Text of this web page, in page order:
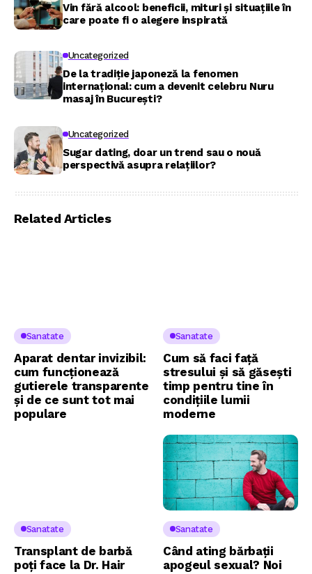
Vin fără alcool: beneficii, mituri și situațiile în
care poate fi o alegere inspirată
Uncategorized
De la tradiție japoneză la fenomen
internațional: cum a devenit celebru Nuru
masaj în București?
Uncategorized
Sugar dating, doar un trend sau o nouă
perspectivă asupra relațiilor?
Related Articles
Sanatate
Aparat dentar invizibil:
cum funcționează
gutierele transparente
și de ce sunt tot mai
populare
Sanatate
Cum să faci față
stresului și să găsești
timp pentru tine în
condițiile lumii
moderne
Sanatate
Transplant de barbă
poți face la Dr. Hair
Sanatate
Când ating bărbații
apogeul sexual? Noi